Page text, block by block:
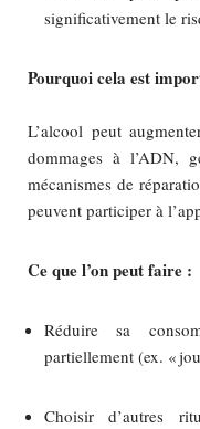
significativement le
Pourquoi cela est
L’alcool peut
dommages à l’ADN,
mécanismes de
peuvent participer à
Ce que l’on peut faire :
Réduire sa
partiellement (ex. «
Choisir d’autres